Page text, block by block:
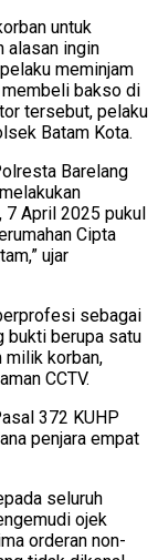
untuk
alasan ingin
meminjam
bakso di
tersebut, pelaku
Batam Kota.
Barelang
7 April 2025 pukul
Cipta
ujar
sebagai
bukti berupa satu
milik korban,
CCTV.
372 KUHP
penjara empat
seluruh
ojek
orderan non-